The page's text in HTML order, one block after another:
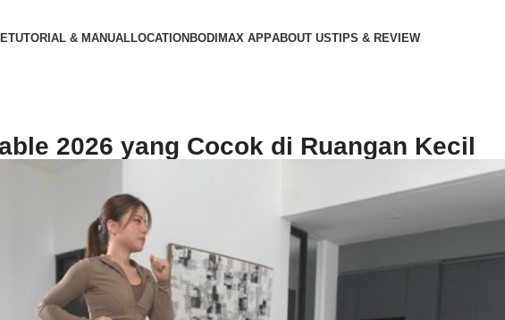
TUTORIAL & MANUALLOCATIONBODIMAX APPABOUT USTIPS & REVIEW
2026 yang Cocok di Ruangan Kecil